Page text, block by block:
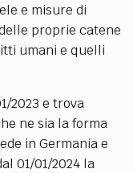
e misure di
proprie catene
umani e quelli
2023 e trova
ne sia la forma
in Germania e
01/01/2024 la